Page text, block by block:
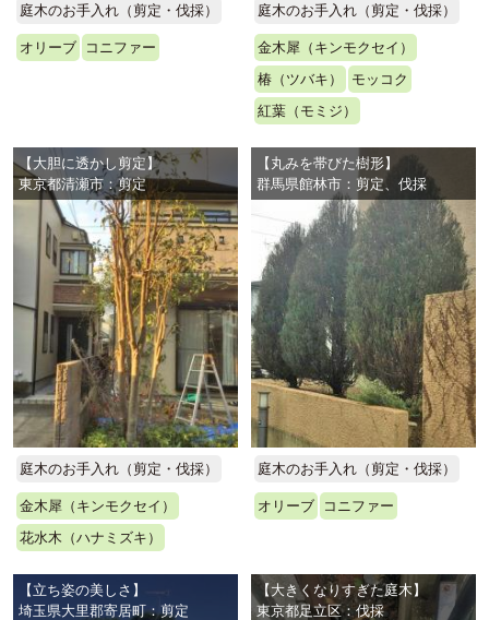
庭木のお手入れ（剪定・伐採）
オリーブ コニファー
庭木のお手入れ（剪定・伐採）
金木犀（キンモクセイ）
椿（ツバキ）
モッコク
紅葉（モミジ）
【大胆に透かし剪定】
東京都清瀬市：剪定
庭木のお手入れ（剪定・伐採）
金木犀（キンモクセイ）
花水木（ハナミズキ）
【丸みを帯びた樹形】
群馬県館林市：剪定、伐採
庭木のお手入れ（剪定・伐採）
オリーブ コニファー
【立ち姿の美しさ】
埼玉県大里郡寄居町：剪定
【大きくなりすぎた庭木】
東京都足立区：伐採